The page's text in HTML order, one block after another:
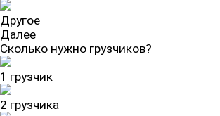
Другое
Далее
Сколько нужно грузчиков?
1 грузчик
2 грузчика